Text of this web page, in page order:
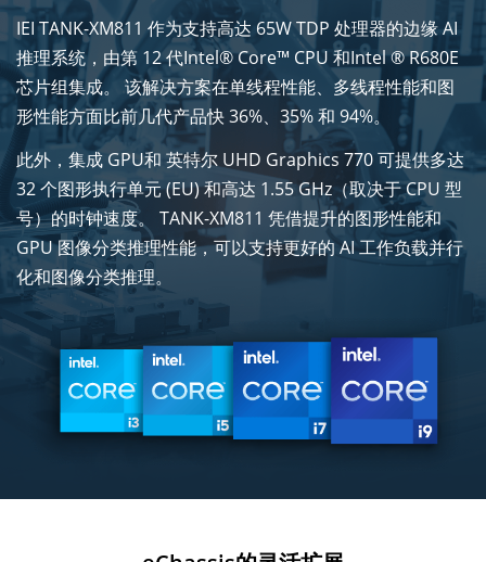
IEI TANK-XM811 作为支持高达 65W TDP 处理器的边缘 AI
推理系统，由第 12 代Intel® Core™ CPU 和Intel ® R680E
芯片组集成。 该解决方案在单线程性能、多线程性能和图
形性能方面比前几代产品快 36%、35% 和 94%。
此外，集成 GPU和 英特尔 UHD Graphics 770 可提供多达
32 个图形执行单元 (EU) 和高达 1.55 GHz（取决于 CPU 型
号）的时钟速度。 TANK-XM811 凭借提升的图形性能和
GPU 图像分类推理性能，可以支持更好的 AI 工作负载并行
化和图像分类推理。